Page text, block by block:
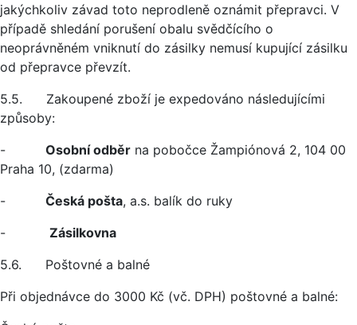
jakýchkoliv závad toto neprodleně oznámit přepravci. V
případě shledání porušení obalu svědčícího o
neoprávněném vniknutí do zásilky nemusí kupující zásilku
od přepravce převzít.
5.5. Zakoupené zboží je expedováno následujícími
způsoby:
- Osobní odběr na pobočce Žampiónová 2, 104 00
Praha 10, (zdarma)
- Česká pošta, a.s. balík do ruky
- Zásilkovna
5.6. Poštovné a balné
Při objednávce do 3000 Kč (vč. DPH) poštovné a balné: